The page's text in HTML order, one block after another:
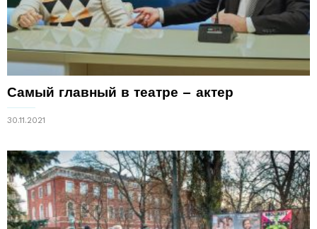
Самый главный в театре – актер
30.11.2021